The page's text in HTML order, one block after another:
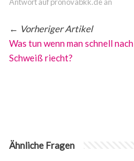
Antwort auf pronovabkk.de an
← Vorheriger Artikel
Was tun wenn man schnell nach
Schweiß riecht?
Ähnliche Fragen